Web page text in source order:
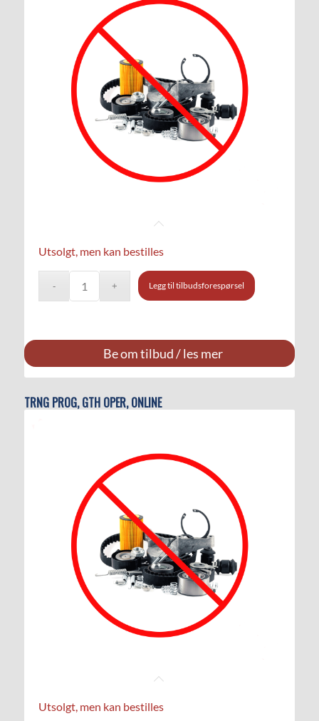
Utsolgt, men kan bestilles
Legg til tilbudsforespørsel
Be om tilbud / les mer
TRNG PROG, GTH OPER, ONLINE
Utsolgt, men kan bestilles